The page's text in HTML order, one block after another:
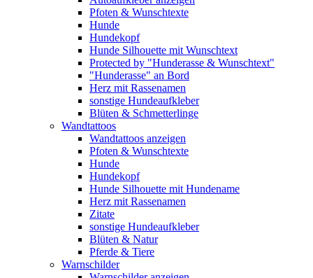
Pfoten & Wunschtexte
Hunde
Hundekopf
Hunde Silhouette mit Wunschtext
Protected by "Hunderasse & Wunschtext"
"Hunderasse" an Bord
Herz mit Rassenamen
sonstige Hundeaufkleber
Blüten & Schmetterlinge
Wandtattoos
Wandtattoos anzeigen
Pfoten & Wunschtexte
Hunde
Hundekopf
Hunde Silhouette mit Hundename
Herz mit Rassenamen
Zitate
sonstige Hundeaufkleber
Blüten & Natur
Pferde & Tiere
Warnschilder